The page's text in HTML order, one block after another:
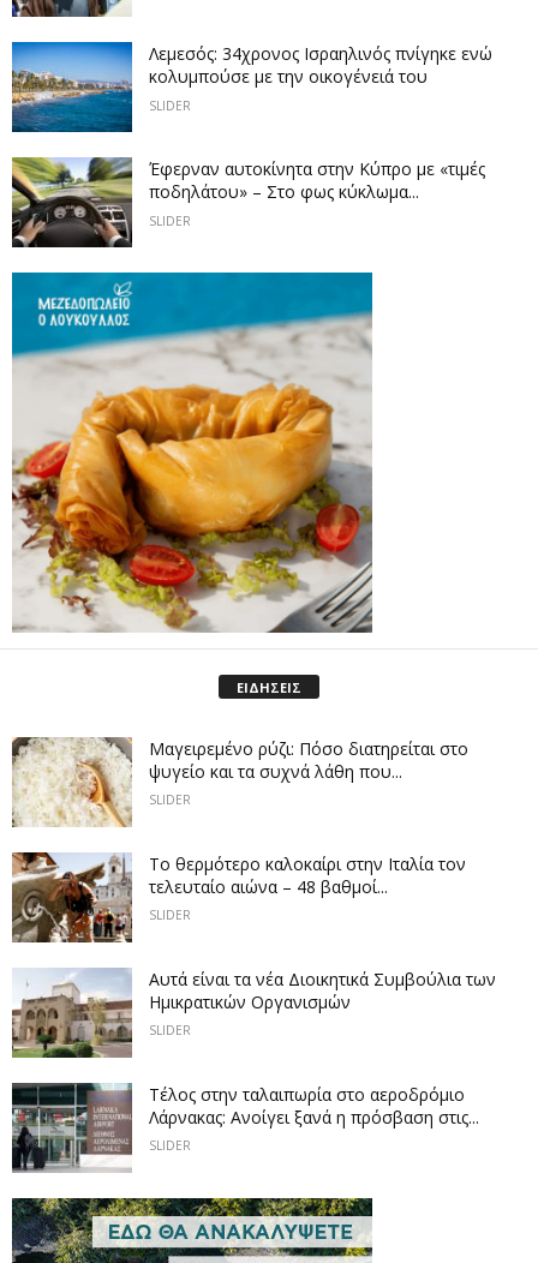
Λεμεσός: 34χρονος Ισραηλινός πνίγηκε ενώ
κολυμπούσε με την οικογένειά του
SLIDER
Έφερναν αυτοκίνητα στην Κύπρο με «τιμές
ποδηλάτου» – Στο φως κύκλωμα...
SLIDER
ΕΙΔΗΣΕΙΣ
Μαγειρεμένο ρύζι: Πόσο διατηρείται στο
ψυγείο και τα συχνά λάθη που...
SLIDER
Το θερμότερο καλοκαίρι στην Ιταλία τον
τελευταίο αιώνα – 48 βαθμοί...
SLIDER
Αυτά είναι τα νέα Διοικητικά Συμβούλια των
Ημικρατικών Οργανισμών
SLIDER
Tέλος στην ταλαιπωρία στο αεροδρόμιο
Λάρνακας: Ανοίγει ξανά η πρόσβαση στις...
SLIDER